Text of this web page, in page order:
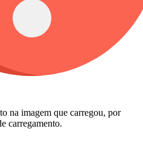
na imagem que carregou, por
carregamento.